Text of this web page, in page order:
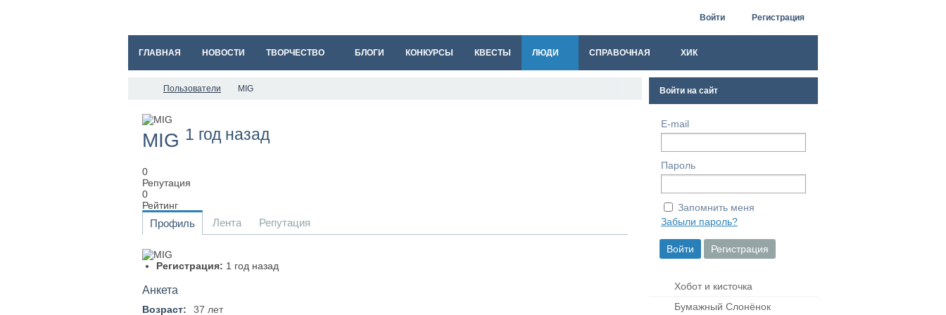
Войти Регистрация
ГЛАВНАЯ НОВОСТИ ТВОРЧЕСТВО БЛОГИ КОНКУРСЫ КВЕСТЫ ЛЮДИ СПРАВОЧНАЯ ХИК
Пользователи MIG
MIG 1 год назад
0
Репутация
0
Рейтинг
Профиль Лента Репутация
Регистрация: 1 год назад
Анкета
Возраст: 37 лет
Войти на сайт
E-mail
Пароль
Запомнить меня
Забыли пароль?
Хобот и кисточка
Бумажный Слонёнок